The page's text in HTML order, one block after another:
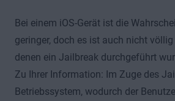
Bei einem iOS-Gerät ist die
geringer, doch es ist auch nicht
denen ein Jailbreak durchgeführt
Zu Ihrer Information: Im Zuge des
Betriebssystem, wodurch der